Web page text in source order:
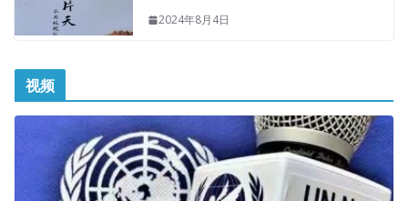
2024年8月4日
视频